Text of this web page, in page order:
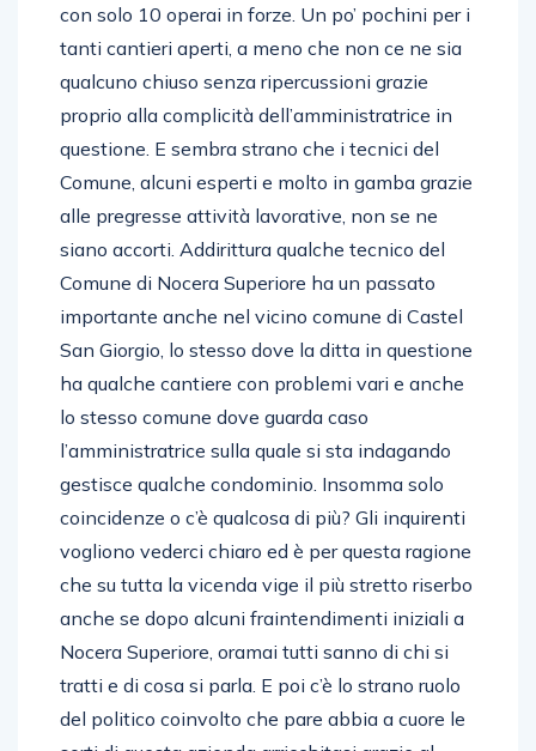
con solo 10 operai in forze. Un po’ pochini per i
tanti cantieri aperti, a meno che non ce ne sia
qualcuno chiuso senza ripercussioni grazie
proprio alla complicità dell’amministratrice in
questione. E sembra strano che i tecnici del
Comune, alcuni esperti e molto in gamba grazie
alle pregresse attività lavorative, non se ne
siano accorti. Addirittura qualche tecnico del
Comune di Nocera Superiore ha un passato
importante anche nel vicino comune di Castel
San Giorgio, lo stesso dove la ditta in questione
ha qualche cantiere con problemi vari e anche
lo stesso comune dove guarda caso
l’amministratrice sulla quale si sta indagando
gestisce qualche condominio. Insomma solo
coincidenze o c’è qualcosa di più? Gli inquirenti
vogliono vederci chiaro ed è per questa ragione
che su tutta la vicenda vige il più stretto riserbo
anche se dopo alcuni fraintendimenti iniziali a
Nocera Superiore, oramai tutti sanno di chi si
tratti e di cosa si parla. E poi c’è lo strano ruolo
del politico coinvolto che pare abbia a cuore le